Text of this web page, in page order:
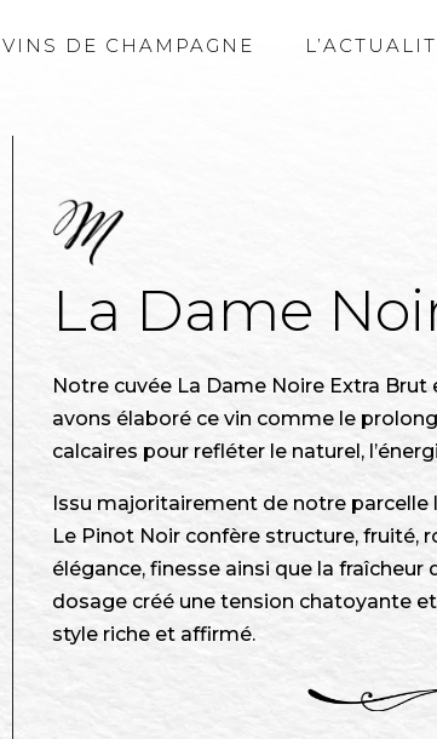
DE CHAMPAGNE
La Dame
Notre cuvée La Dame Noire Extra
avons élaboré ce vin comme le
calcaires pour refléter le naturel,
Issu majoritairement de notre parcelle
Le Pinot Noir confère structure, fruité,
élégance, finesse ainsi que la
dosage créé une tension chatoyante
style riche et affirmé.